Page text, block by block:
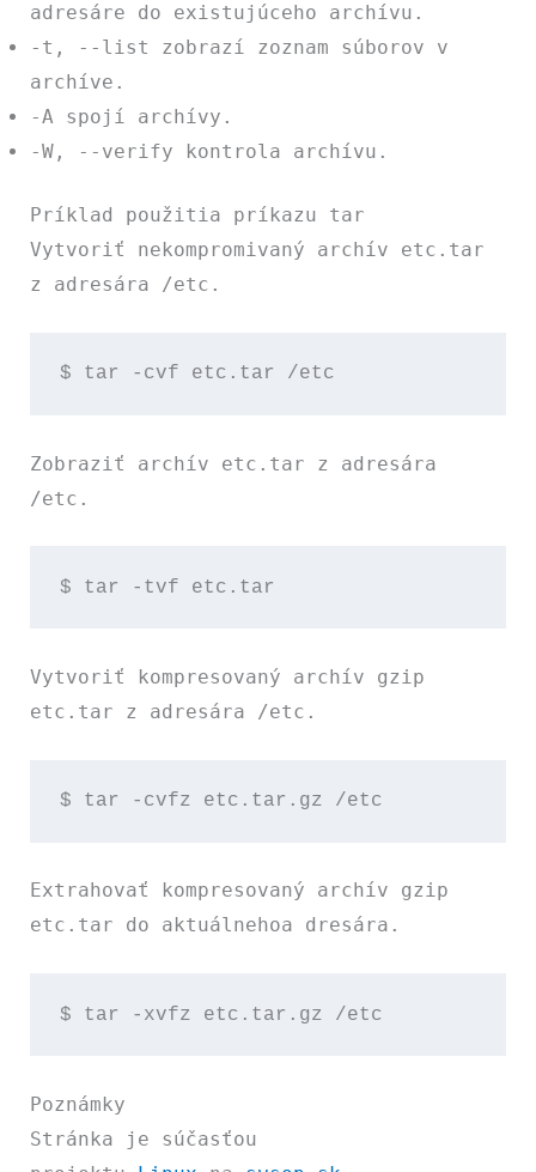
adresáre do existujúceho archívu.
-t , --list zobrazí zoznam súborov v
archíve.
-Aspojí archívy.
-W, --verify kontrola archívu.
Príklad použitia príkazu tar
Vytvoriť nekompromivaný archív etc.tar
z adresára /etc .
$ tar -cvf etc.tar /etc
Zobraziť archív etc.tar z adresára
/etc .
$ tar -tvf etc.tar
Vytvoriť kompresovaný archív gzip
etc.tar z adresára /etc .
$ tar -cvfz etc.tar.gz /etc
Extrahovať kompresovaný archív gzip
etc.tar do aktuálnehoa dresára.
$ tar -xvfz etc.tar.gz /etc
Poznámky
Stránka je súčasťou